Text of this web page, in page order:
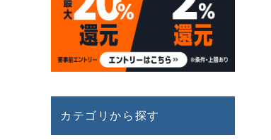
カテゴリから探す